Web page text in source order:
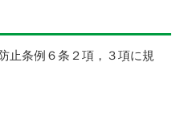
止条例６条２項，３項に規